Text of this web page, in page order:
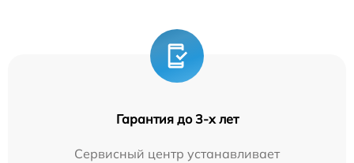
Гарантия до 3-х лет
Сервисный центр устанавливает